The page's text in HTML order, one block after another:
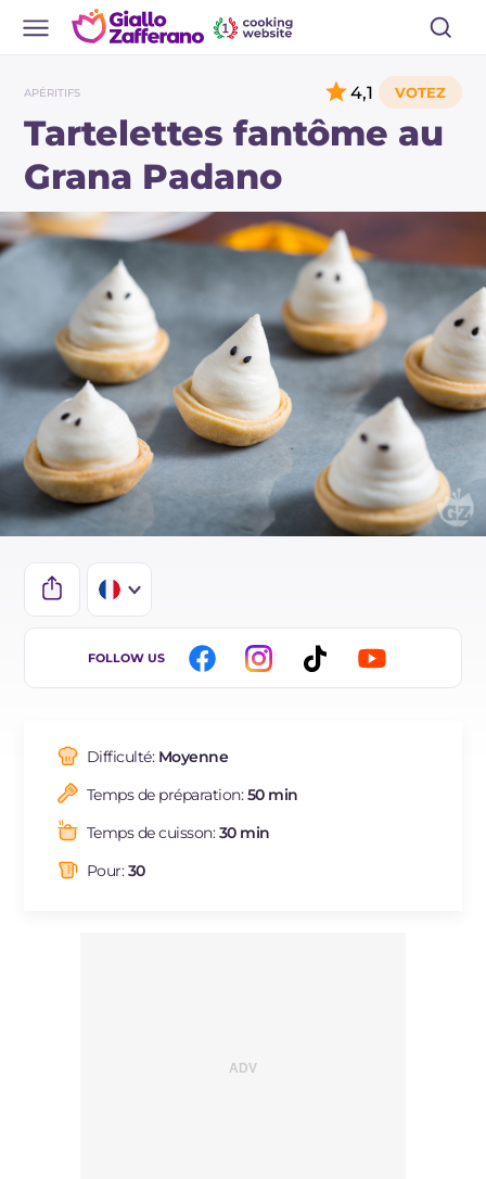
APÉRITIFS
Tartelettes fantôme au
Grana Padano
4,1
IT
ES
BR
FOLLOW US
Difficulté: Moyenne
Temps de préparation:50 min
Temps de cuisson:30 min
Pour:30